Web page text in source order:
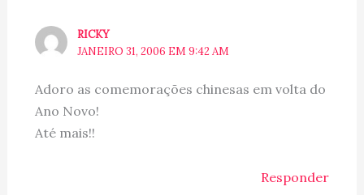
RICKY
JANEIRO 31, 2006 EM 9:42 AM
Adoro as comemorações chinesas em volta do
Ano Novo!
Até mais!!
Responder